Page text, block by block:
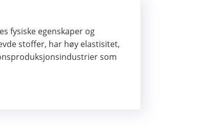
fysiske egenskaper og
stoffer, har høy elastisitet,
som